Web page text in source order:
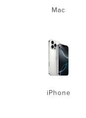
Mac
iPhone